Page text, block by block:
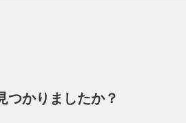
つかりましたか？